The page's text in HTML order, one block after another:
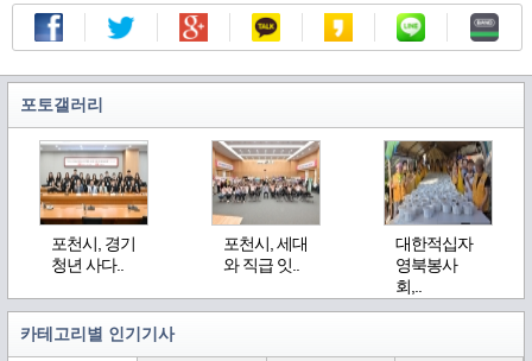
포토갤러리
포천시, 경기
청년 사다..
포천시, 세대
와 직급 잇..
대한적십자
영북봉사
회,..
카테고리별 인기기사